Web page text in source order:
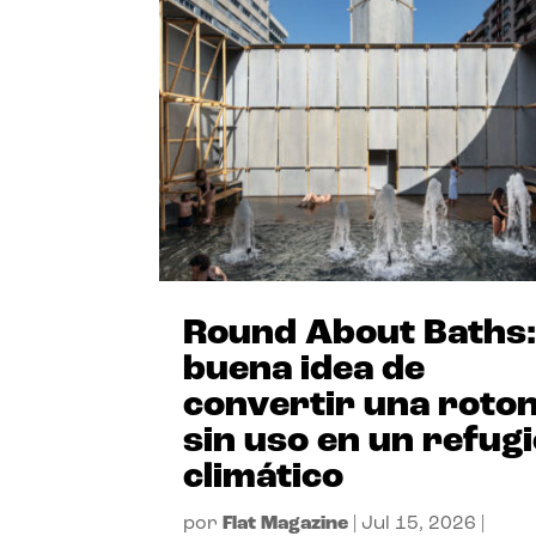
Round About
buena idea de
convertir una
sin uso en un
climático
por Flat Magazine Jul 15, 2026